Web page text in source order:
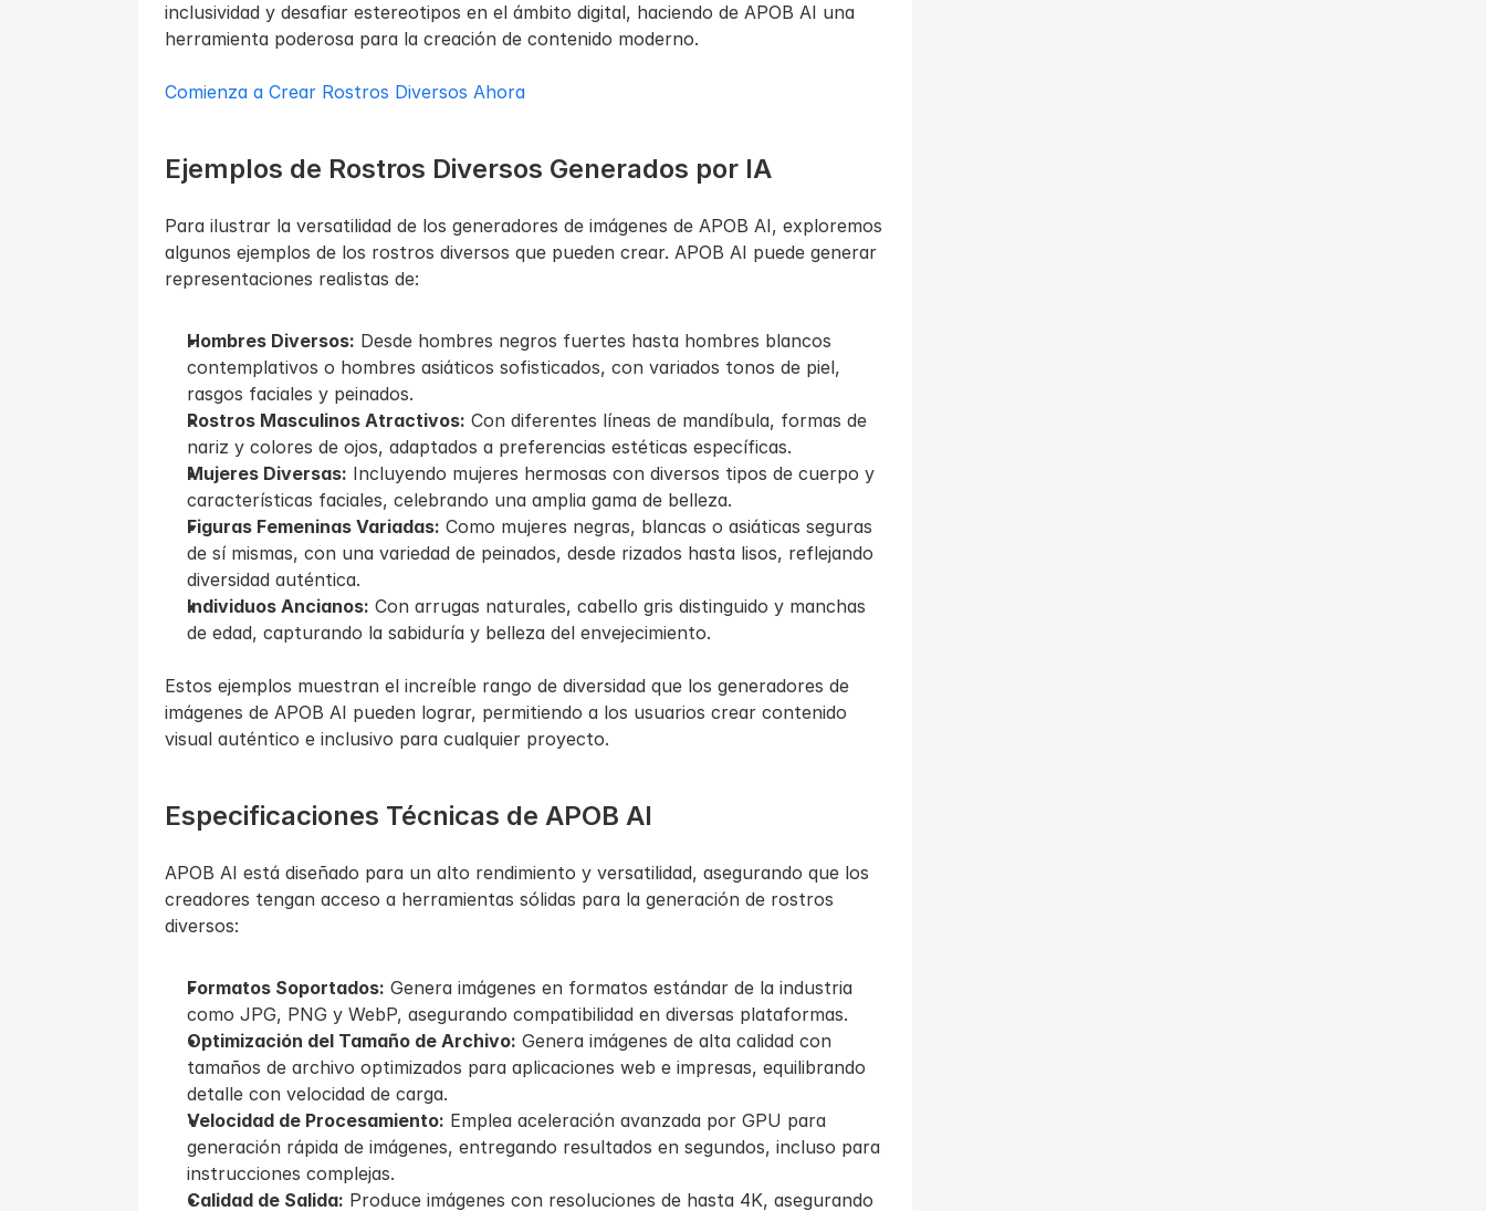
inclusividad y desafiar estereotipos en el ámbito digital, haciendo de APOB AI una
herramienta poderosa para la creación de contenido moderno.
Comienza a Crear Rostros Diversos Ahora
Ejemplos de Rostros Diversos Generados por IA
Para ilustrar la versatilidad de los generadores de imágenes de APOB AI, exploremos
algunos ejemplos de los rostros diversos que pueden crear. APOB AI puede generar
representaciones realistas de:
Hombres Diversos: Desde hombres negros fuertes hasta hombres blancos
contemplativos o hombres asiáticos sofisticados, con variados tonos de piel,
rasgos faciales y peinados.
Rostros Masculinos Atractivos: Con diferentes líneas de mandíbula, formas de
nariz y colores de ojos, adaptados a preferencias estéticas específicas.
Mujeres Diversas: Incluyendo mujeres hermosas con diversos tipos de cuerpo y
características faciales, celebrando una amplia gama de belleza.
Figuras Femeninas Variadas: Como mujeres negras, blancas o asiáticas seguras
de sí mismas, con una variedad de peinados, desde rizados hasta lisos, reflejando
diversidad auténtica.
Individuos Ancianos: Con arrugas naturales, cabello gris distinguido y manchas
de edad, capturando la sabiduría y belleza del envejecimiento.
Estos ejemplos muestran el increíble rango de diversidad que los generadores de
imágenes de APOB AI pueden lograr, permitiendo a los usuarios crear contenido
visual auténtico e inclusivo para cualquier proyecto.
Especificaciones Técnicas de APOB AI
APOB AI está diseñado para un alto rendimiento y versatilidad, asegurando que los
creadores tengan acceso a herramientas sólidas para la generación de rostros
diversos:
Formatos Soportados: Genera imágenes en formatos estándar de la industria
como JPG, PNG y WebP, asegurando compatibilidad en diversas plataformas.
Optimización del Tamaño de Archivo: Genera imágenes de alta calidad con
tamaños de archivo optimizados para aplicaciones web e impresas, equilibrando
detalle con velocidad de carga.
Velocidad de Procesamiento: Emplea aceleración avanzada por GPU para
generación rápida de imágenes, entregando resultados en segundos, incluso para
instrucciones complejas.
Calidad de Salida: Produce imágenes con resoluciones de hasta 4K, asegurando